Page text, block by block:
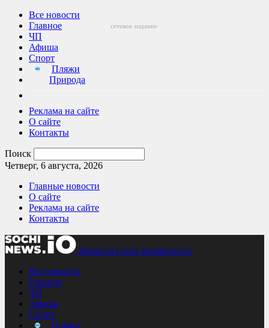
Все новости
Главное
ЧП
Афиша
Спорт
Пляжи
Природа
Реклама на сайте
О сайте
Контакты
Поиск
Четверг, 6 августа, 2026
Главные новости
О сайте
Реклама на сайте
Контакты
Новости Сочи Sochinews.io
сетевое издание
Все новости
Главное
ЧП
Афиша
Спорт
Пляжи